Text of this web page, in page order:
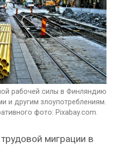
рабочей силы в Финляндию
и другим злоупотреблениям.
фото: Pixabay.com.
миграции в